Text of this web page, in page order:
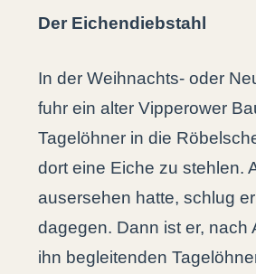
Der Eichendiebstahl
In der Weihnachts- oder
fuhr ein alter Vipperower
Tagelöhner in die
dort eine Eiche zu stehlen.
ausersehen hatte, schlug er
dagegen. Dann ist er, nach
ihn begleitenden